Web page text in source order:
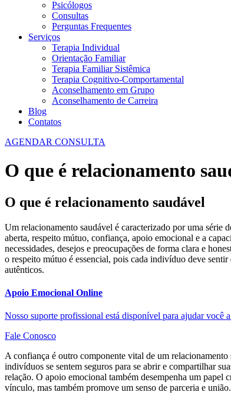
Psicólogos
Consultas
Perguntas Frequentes
Serviços
Terapia Individual
Orientação Familiar
Terapia Familiar Sistêmica
Terapia Cognitivo-Comportamental
Aconselhamento em Grupo
Aconselhamento de Carreira
Blog
Contatos
AGENDAR CONSULTA
O que é relacionamento
O que é relacionamento saudável
Um relacionamento saudável é caracterizado por uma série
aberta, respeito mútuo, confiança, apoio emocional e a
necessidades, desejos e preocupações de forma clara e
o respeito mútuo é essencial, pois cada indivíduo deve
autênticos.
Apoio Emocional Online
Nosso suporte profissional está disponível para ajudar você
Fale Conosco
A confiança é outro componente vital de um relacionamento
indivíduos se sentem seguros para se abrir e compartilhar
relação. O apoio emocional também desempenha um papel
vínculo, mas também promove um senso de parceria e união.